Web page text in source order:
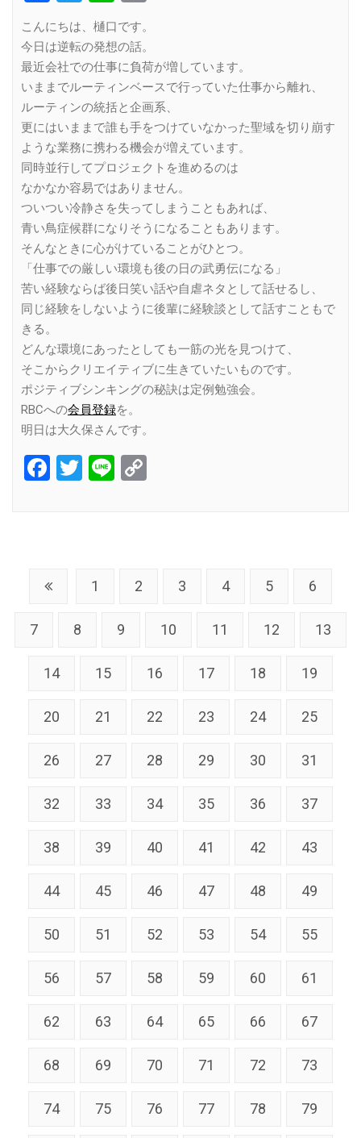
こんにちは、樋口です。
今日は逆転の発想の話。
最近会社での仕事に負荷が増しています。
いままでルーティンベースで行っていた仕事から離れ、
ルーティンの統括と企画系、
更にはいままで誰も手をつけていなかった聖域を切り崩す
ような業務に携わる機会が増えています。
同時並行してプロジェクトを進めるのは
なかなか容易ではありません。
ついつい冷静さを失ってしまうこともあれば、
青い鳥症候群になりそうになることもあります。
そんなときに心がけていることがひとつ。
「仕事での厳しい環境も後の日の武勇伝になる」
苦い経験ならば後日笑い話や自虐ネタとして話せるし、
同じ経験をしないように後輩に経験談として話すこともで
きる。
どんな環境にあったとしても一筋の光を見つけて、
そこからクリエイティブに生きていたいものです。
ポジティブシンキングの秘訣は定例勉強会。
RBCへの会員登録を。
明日は大久保さんです。
Facebook
Twitter
Line
1 2 3 4 5 6
7 8 9 10 11 12 13
14 15 16 17 18 19
20 21 22 23 24 25
26 27 28 29 30 31
32 33 34 35 36 37
38 39 40 41 42 43
44 45 46 47 48 49
50 51 52 53 54 55
56 57 58 59 60 61
62 63 64 65 66 67
68 69 70 71 72 73
74 75 76 77 78 79